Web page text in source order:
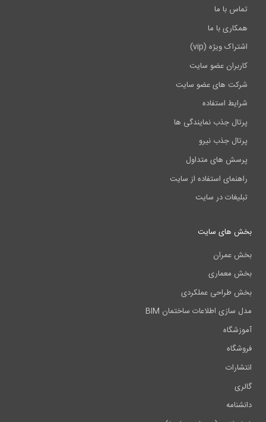
تماس با ما
همکاری با ما
اشتراک ویژه (vip)
کاربران عضو سایت
شرکت های عضو سایت
شرایط استفاده
پرتال جذب نمایندگی ها
پرتال جذب نیرو
پرسش های متداول
راهنمای استفاده از سایت
تبلیغات در سایت
بخش های سایت
بخش عمران
بخش معماری
بخش طراحی عملکردی
مدل سازی اطلاعات ساختمان BIM
آموزشگاه
فروشگاه
انتشارات
گالری
دانشنامه